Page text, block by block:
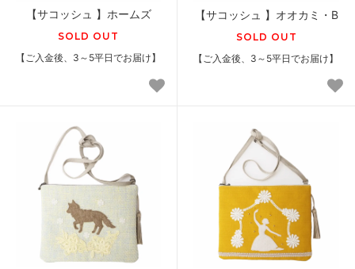
【サコッシュ 】ホームズ
SOLD OUT
【ご入金後、3～5平日でお届け】
【サコッシュ 】オオカミ・B
SOLD OUT
【ご入金後、3～5平日でお届け】